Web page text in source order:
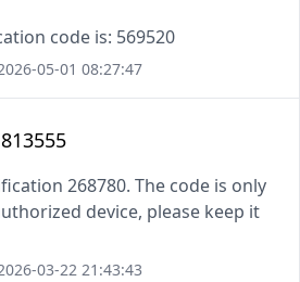
code is: 569520
05-01 08:27:47
268780. The code is only
device, please keep it
03-22 21:43:43